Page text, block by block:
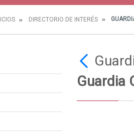
DIRECTORIO DE INTERÉS
Guardia